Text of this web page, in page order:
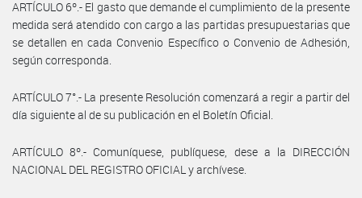
ARTÍCULO 6º.- El gasto que demande el cumplimiento de la presente
medida será atendido con cargo a las partidas presupuestarias que
se detallen en cada Convenio Específico o Convenio de Adhesión,
según corresponda.
ARTÍCULO 7°.- La presente Resolución comenzará a regir a partir del
día siguiente al de su publicación en el Boletín Oficial.
ARTÍCULO 8º.- Comuníquese, publíquese, dese a la DIRECCIÓN
NACIONAL DEL REGISTRO OFICIAL y archívese.